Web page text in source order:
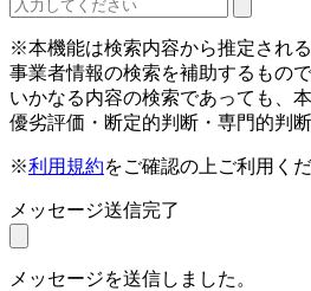
※本機能は検索内容から推定され
事業者情報の検索を補助するもので
いかなる内容の検索であっても、
優劣評価・断定的判断・専門的判
※利用規約をご確認の上ご利用く
メッセージ送信完了
メッセージを送信しました。